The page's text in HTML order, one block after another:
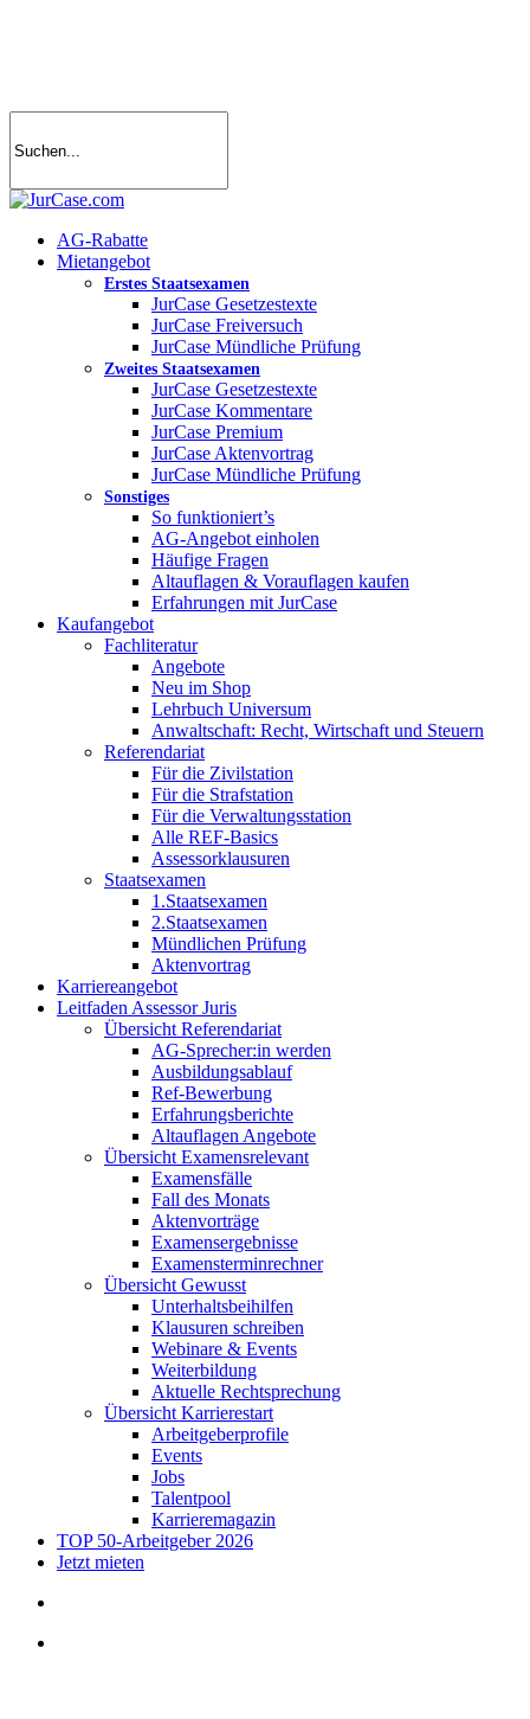
search
account
Menu
AG-Rabatte
Mietangebot
Erstes Staatsexamen
JurCase Gesetzestexte
JurCase Freiversuch
JurCase Mündliche Prüfung
Zweites Staatsexamen
JurCase Gesetzestexte
JurCase Kommentare
JurCase Premium
JurCase Aktenvortrag
JurCase Mündliche Prüfung
Sonstiges
So funktioniert’s
AG-Angebot einholen
Häufige Fragen
Altauflagen & Vorauflagen kaufen
Erfahrungen mit JurCase
Kaufangebot
Fachliteratur
Angebote
Neu im Shop
Lehrbuch Universum
Anwaltschaft: Recht, Wirtschaft und Steuern
Referendariat
Für die Zivilstation
Für die Strafstation
Für die Verwaltungsstation
Alle REF-Basics
Assessorklausuren
Staatsexamen
1.Staatsexamen
2.Staatsexamen
Mündlichen Prüfung
Aktenvortrag
Karriereangebot
Leitfaden Assessor Juris
Übersicht Referendariat
AG-Sprecher:in werden
Ausbildungsablauf
Ref-Bewerbung
Erfahrungsberichte
Altauflagen Angebote
Übersicht Examensrelevant
Examensfälle
Fall des Monats
Aktenvorträge
Examensergebnisse
Examensterminrechner
Übersicht Gewusst
Unterhaltsbeihilfen
Klausuren schreiben
Webinare & Events
Weiterbildung
Aktuelle Rechtsprechung
Übersicht Karrierestart
Arbeitgeberprofile
Events
Jobs
Talentpool
Karrieremagazin
TOP 50-Arbeitgeber 2026
Jetzt mieten